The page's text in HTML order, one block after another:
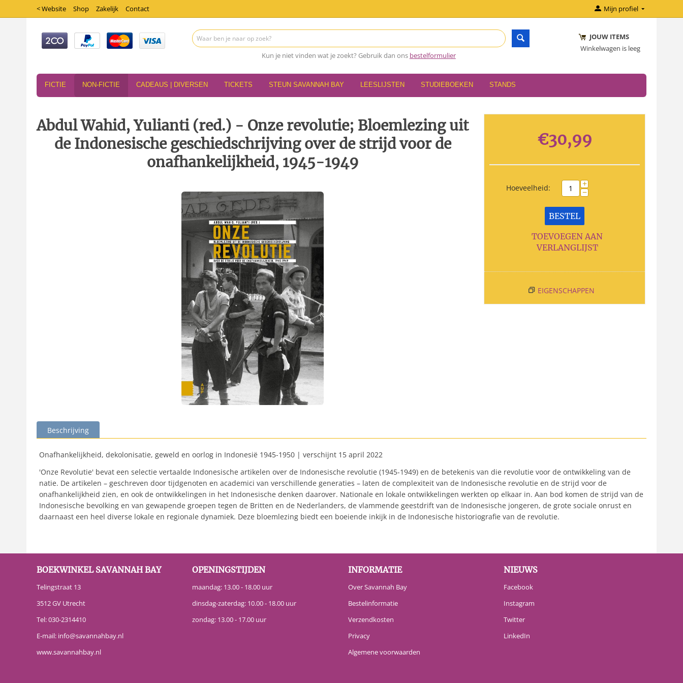
< Website Shop Zakelijk Contact Mijn profiel
Kun je niet vinden wat je zoekt? Gebruik dan ons bestelformulier
JOUW ITEMS
Winkelwagen is leeg
FICTIE NON-FICTIE CADEAUS | DIVERSEN TICKETS STEUN SAVANNAH BAY LEESLIJSTEN STUDIEBOEKEN STANDS
Abdul Wahid, Yulianti (red.) - Onze revolutie; Bloemlezing uit
de Indonesische geschiedschrijving over de strijd voor de
onafhankelijkheid, 1945-1949
€30,99
Hoeveelheid: +
−
BESTEL
TOEVOEGEN AAN
VERLANGLIJST
EIGENSCHAPPEN
Beschrijving
Onafhankelijkheid, dekolonisatie, geweld en oorlog in Indonesië 1945-1950 | verschijnt 15 april 2022
'Onze Revolutie' bevat een selectie vertaalde Indonesische artikelen over de Indonesische revolutie (1945-1949) en de betekenis van die revolutie voor de ontwikkeling van de
natie. De artikelen – geschreven door tijdgenoten en academici van verschillende generaties – laten de complexiteit van de Indonesische revolutie en de strijd voor de
onafhankelijkheid zien, en ook de ontwikkelingen in het Indonesische denken daarover. Nationale en lokale ontwikkelingen werkten op elkaar in. Aan bod komen de strijd van de
Indonesische bevolking en van gewapende groepen tegen de Britten en de Nederlanders, de vlammende geestdrift van de Indonesische jongeren, de grote sociale onrust en
daarnaast een heel diverse lokale en regionale dynamiek. Deze bloemlezing biedt een boeiende inkijk in de Indonesische historiografie van de revolutie.
BOEKWINKEL SAVANNAH BAY
Telingstraat 13
3512 GV Utrecht
Tel:030-2314410
E-mail: info@savannahbay.nl
www.savannahbay.nl
OPENINGSTIJDEN
maandag: 13.00 - 18.00 uur
dinsdag-zaterdag: 10.00 - 18.00 uur
zondag: 13.00 - 17.00 uur
INFORMATIE
Over Savannah Bay
Bestelinformatie
Verzendkosten
Privacy
Algemene voorwaarden
NIEUWS
Facebook
Instagram
Twitter
LinkedIn